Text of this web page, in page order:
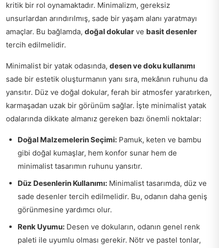
kritik bir rol oynamaktadır. Minimalizm, gereksiz
unsurlardan arındırılmış, sade bir yaşam alanı yaratmayı
amaçlar. Bu bağlamda, doğal dokular ve basit desenler
tercih edilmelidir.
Minimalist bir yatak odasında, desen ve doku kullanımı
sade bir estetik oluşturmanın yanı sıra, mekânın ruhunu da
yansıtır. Düz ve doğal dokular, ferah bir atmosfer yaratırken,
karmaşadan uzak bir görünüm sağlar. İşte minimalist yatak
odalarında dikkate almanız gereken bazı önemli noktalar:
Doğal Malzemelerin Seçimi: Pamuk, keten ve bambu
gibi doğal kumaşlar, hem konfor sunar hem de
minimalist tasarımın ruhunu yansıtır.
Düz Desenlerin Kullanımı: Minimalist tasarımda, düz ve
sade desenler tercih edilmelidir. Bu, odanın daha geniş
görünmesine yardımcı olur.
Renk Uyumu: Desen ve dokuların, odanın genel renk
paleti ile uyumlu olması gerekir. Nötr ve pastel tonlar,